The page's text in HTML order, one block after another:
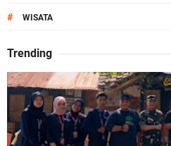
# WISATA
Trending